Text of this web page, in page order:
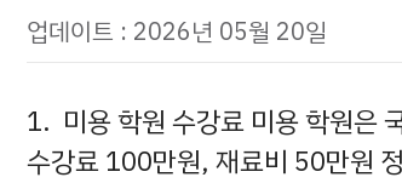
업데이트 : 2026년 05월 20일
1. 미용 학원 수강료 미용 학원은
수강료 100만원, 재료비 50만원